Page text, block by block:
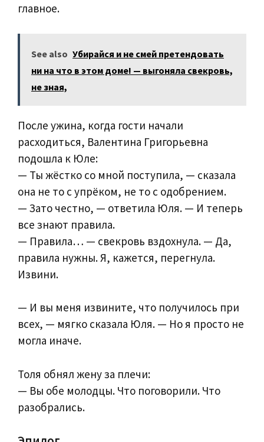
главное.
See also Убирайся и не смей претендовать
ни на что в этом доме! — выгоняла свекровь,
не зная,
После ужина, когда гости начали
расходиться, Валентина Григорьевна
подошла к Юле:
— Ты жёстко со мной поступила, — сказала
она не то с упрёком, не то с одобрением.
— Зато честно, — ответила Юля. — И теперь
все знают правила.
— Правила… — свекровь вздохнула. — Да,
правила нужны. Я, кажется, перегнула.
Извини.
— И вы меня извините, что получилось при
всех, — мягко сказала Юля. — Но я просто не
могла иначе.
Толя обнял жену за плечи:
— Вы обе молодцы. Что поговорили. Что
разобрались.